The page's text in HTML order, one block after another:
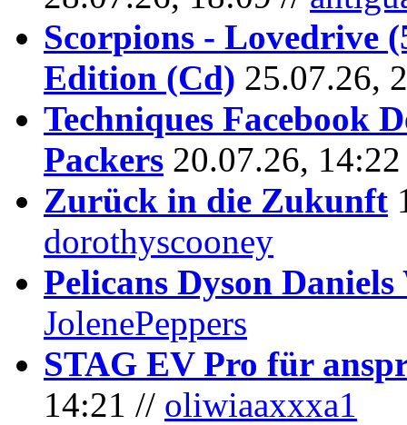
Scorpions - Lovedrive
Edition (Cd) 25.07.26,
Techniques Facebook
Packers 20.07.26,
Zurück in die Zukunft
dorothyscooney
Pelicans Dyson
JolenePeppers
STAG EV Pro für
14:21 // oliwiaaxxxa1